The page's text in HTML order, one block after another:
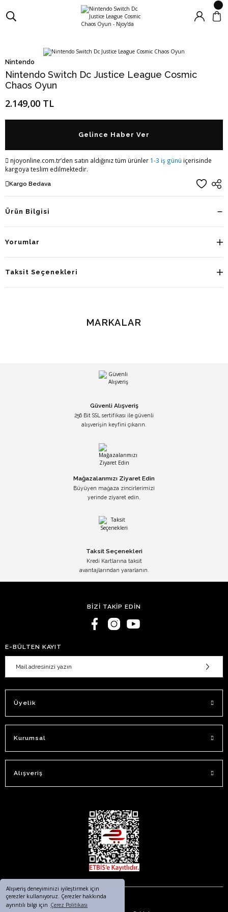
Alışveriş deneyiminizi iyileştirmek için
çerezler kullanıyoruz. Çerezler hakkında
ayrıntılı bilgi için Çerez Politikası
Nintendo
Nintendo Switch Dc Justice League Cosmic
Chaos Oyun
2.149,00 TL
Gelince Haber Ver
njoyonline.com.tr’den satın aldığınız tüm ürünler 1-3 iş günü içerisinde
kargoya teslim edilmektedir.
Kargo Bedava
Ürün Bilgisi
Yorumlar
Taksit Seçenekleri
MARKALAR
Güvenli Alışveriş
256 Bit SSL sertifikası ile güvenli
alışverişin keyfini çıkarın.
Mağazalarımızı Ziyaret Edin
Büyüyen mağaza zincirlerimizi
yerinde ziyaret edin.
Taksit Seçenekleri
Kredi Kartlarına taksit
avantajlarından yararlanın.
BİZİ TAKİP EDİN
E-BÜLTEN KAYIT
Üyelik
Kurumsal
Alışveriş